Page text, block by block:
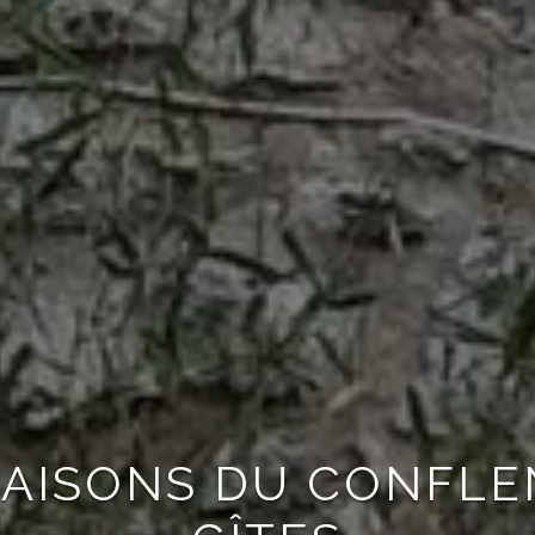
DU